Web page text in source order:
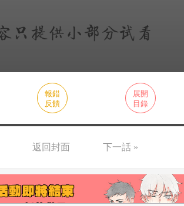
報錯
反饋
展開
目錄
返回封面 下一話 »